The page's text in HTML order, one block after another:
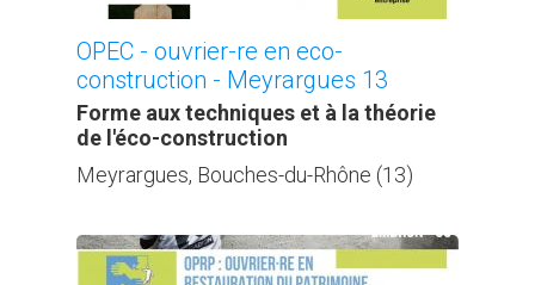
OPEC - ouvrier-re en eco-
construction - Meyrargues 13
Forme aux techniques et à la théorie
de l'éco-construction
Meyrargues, Bouches-du-Rhône (13)